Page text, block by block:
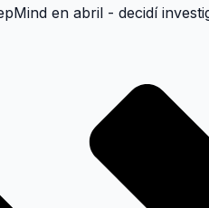
en abril - decidí